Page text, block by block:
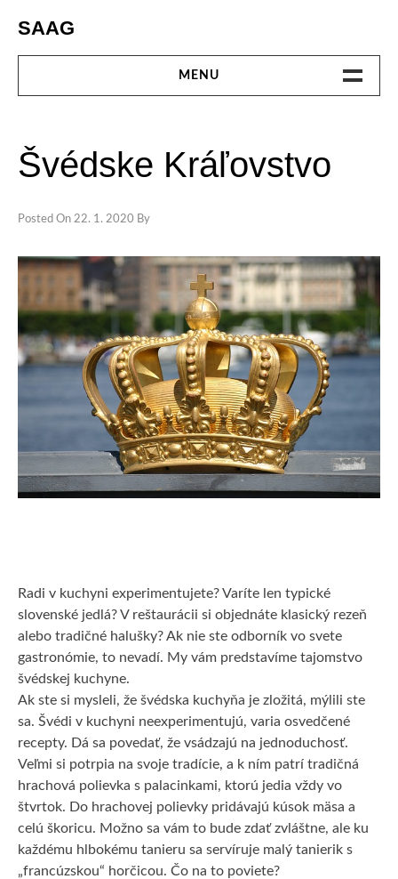
content
SAAG
MENU
ELEKTRO
MÓDA
ONLINE
PENIAZE
SLUŽBY
TOVAR
VZDELANIE
Švédske Kráľovstvo
Posted On 22. 1. 2020 By
Radi v kuchyni experimentujete? Varíte len typické
slovenské jedlá? V reštaurácii si objednáte klasický rezeň
alebo tradičné halušky? Ak nie ste odborník vo svete
gastronómie, to nevadí. My vám predstavíme tajomstvo
švédskej kuchyne.
Ak ste si mysleli, že švédska kuchyňa je zložitá, mýlili ste
sa. Švédi v kuchyni neexperimentujú, varia osvedčené
recepty. Dá sa povedať, že vsádzajú na jednoduchosť.
Veľmi si potrpia na svoje tradície, a k ním patrí tradičná
hrachová polievka s palacinkami, ktorú jedia vždy vo
štvrtok. Do hrachovej polievky pridávajú kúsok mäsa a
celú škoricu. Možno sa vám to bude zdať zvláštne, ale ku
každému hlbokému tanieru sa servíruje malý tanierik s
„francúzskou“ horčicou. Čo na to poviete?